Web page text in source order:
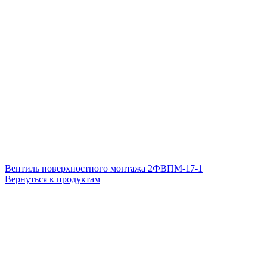
Вентиль поверхностного монтажа 2ФВПМ-17-1
Вернуться к продуктам